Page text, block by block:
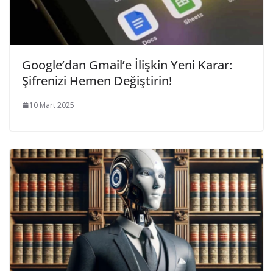
Google’dan Gmail’e İlişkin Yeni Karar:
Şifrenizi Hemen Değiştirin!
10 Mart 2025